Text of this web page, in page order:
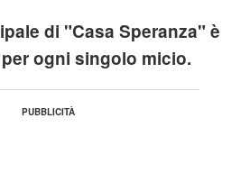
di "Casa Speranza" è
ogni singolo micio.